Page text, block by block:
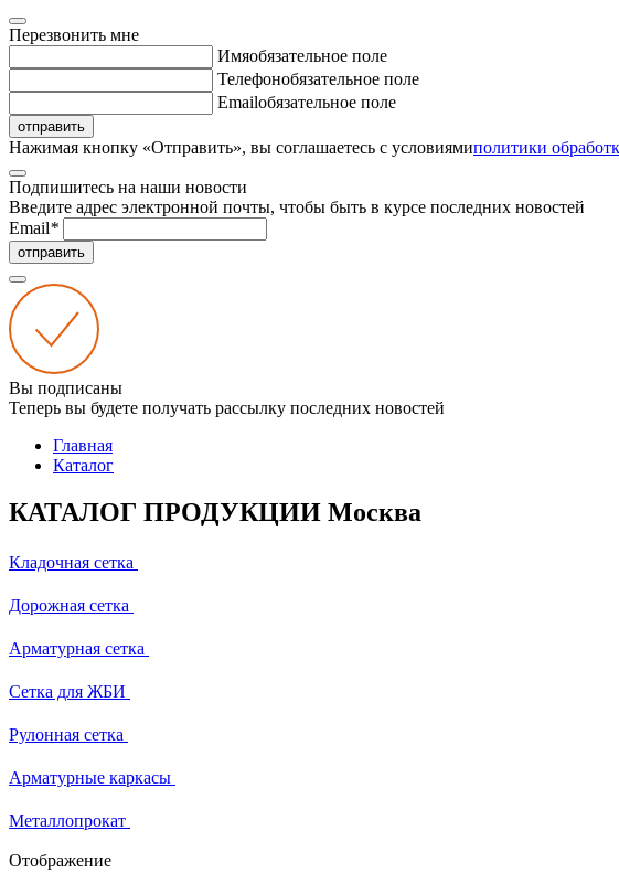
Перезвонить мне
Имяобязательное поле
Телефонобязательное поле
Emailобязательное поле
отправить
Нажимая кнопку «Отправить», вы соглашаетесь с условиямиполитики
Подпишитесь на наши новости
Введите адрес электронной почты, чтобы быть в курсе последних новостей
Email*
отправить
Вы подписаны
Теперь вы будете получать рассылку последних новостей
Главная
Каталог
КАТАЛОГ ПРОДУКЦИИ Москва
Кладочная сетка
Дорожная сетка
Арматурная сетка
Сетка для ЖБИ
Рулонная сетка
Арматурные каркасы
Металлопрокат
Отображение